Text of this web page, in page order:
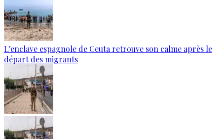
L'enclave espagnole de Ceuta retrouve son calme après le
départ des migrants